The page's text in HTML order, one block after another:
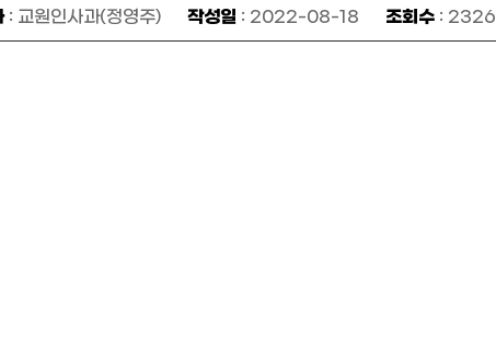
: 교원인사과(정영주) 작성일 : 2022-08-18 조회수 : 2326